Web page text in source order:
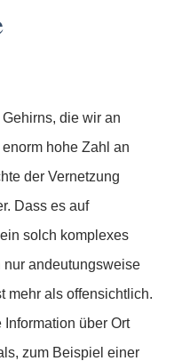
die wir an
hohe Zahl an
der Vernetzung
Dass es auf
solch komplexes
nur andeutungsweise
mehr als offensichtlich.
über Ort
zum Beispiel einer